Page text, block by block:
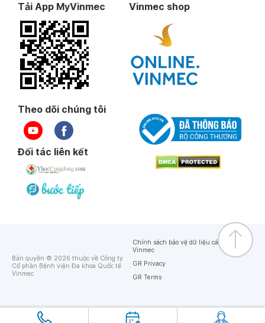
Tải App MyVinmec Vinmec shop
Theo dõi chúng tôi
Đối tác liên kết
Bản quyền © 2026 thuộc về Công ty
Cổ phần Bệnh viện Đa khoa Quốc tế
Vinmec
Chính sách bảo vệ dữ liệu cá nhân của
Vinmec
GR Privacy
GR Terms